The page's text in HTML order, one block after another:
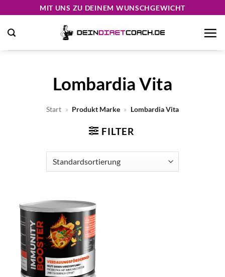
springen
MIT UNS ZU DEINEM WUNSCHGEWICHT
Lombardia Vita
Start » Produkt Marke » Lombardia Vita
FILTER